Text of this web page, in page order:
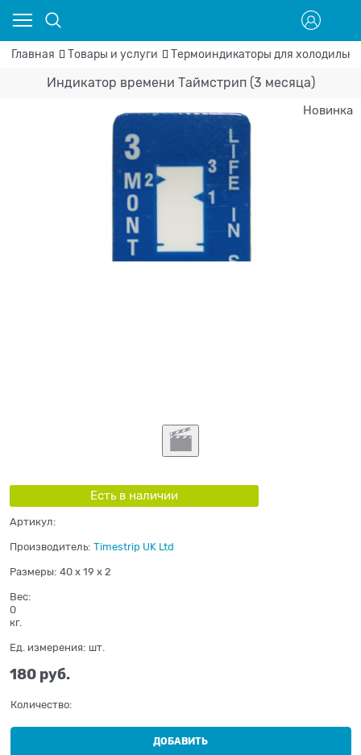
Главная Товары и услуги Термоиндикаторы для
Индикатор времени Таймстрип (3 месяца)
Новинка
Есть в наличии
Артикул:
Производитель: Timestrip UK Ltd
Размеры: 40 x 19 x 2
Вес:
0
кг.
Ед. измерения: шт.
180 руб.
Количество:
ДОБАВИТЬ